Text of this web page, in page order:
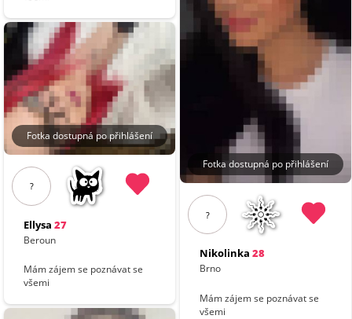
Fotka dostupná po přihlášení
?
Ellysa 27
Beroun
Mám zájem se poznávat se
všemi
Fotka dostupná po přihlášení
?
Nikolinka 28
Brno
Mám zájem se poznávat se
všemi